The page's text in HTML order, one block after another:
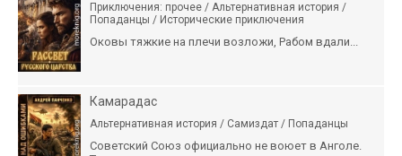
Приключения: прочее / Альтернативная история /
Попаданцы / Исторические приключения
Оковы тяжкие на плечи возложи, Рабом вдали...
Камарадас
Альтернативная история / Самиздат / Попаданцы
Советский Союз официально не воюет в Анголе.